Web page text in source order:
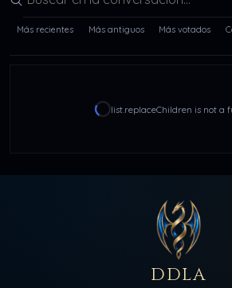
Buscar en la conversación
Más recientes Más antiguos Más votados
list.replaceChildren is not a
DDLA